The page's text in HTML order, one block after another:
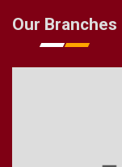
Our Branches